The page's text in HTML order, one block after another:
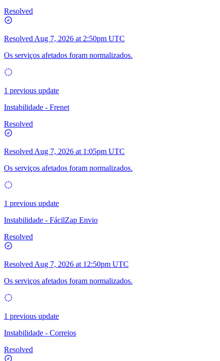
Resolved
Resolved Aug 7, 2026 at 2:50pm UTC
Os serviços afetados foram normalizados.
1 previous update
Instabilidade - Frenet
Resolved
Resolved Aug 7, 2026 at 1:05pm UTC
Os serviços afetados foram normalizados.
1 previous update
Instabilidade - FácilZap Envio
Resolved
Resolved Aug 7, 2026 at 12:50pm UTC
Os serviços afetados foram normalizados.
1 previous update
Instabilidade - Correios
Resolved